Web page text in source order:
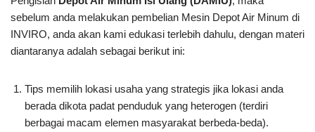
sebelum anda melakukan pembelian Mesin Depot Air Minum di
INVIRO, anda akan kami edukasi terlebih dahulu, dengan materi
diantaranya adalah sebagai berikut ini:
Tips memilih lokasi usaha yang strategis jika lokasi anda
berada dikota padat penduduk yang heterogen (terdiri
berbagai macam elemen masyarakat berbeda-beda).